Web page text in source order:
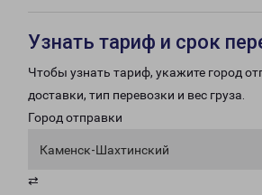
Узнать тариф и срок
Чтобы узнать тариф, укажите город
доставки, тип перевозки и вес груза.
Город отправки
Каменск-Шахтинский
⇄